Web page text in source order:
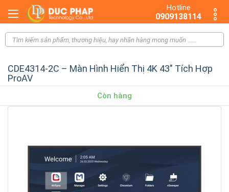
Hotline
0909138114
CDE4314-2C – Màn Hình Hiển Thị 4K 43" Tích Hợp
ProAV
Còn hàng